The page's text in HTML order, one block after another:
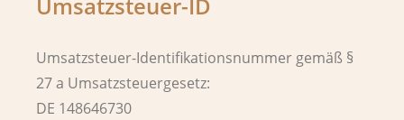
Umsatzsteuer-ID
Umsatzsteuer-Identifikationsnummer gemäß §
27 a Umsatzsteuergesetz:
DE 148646730